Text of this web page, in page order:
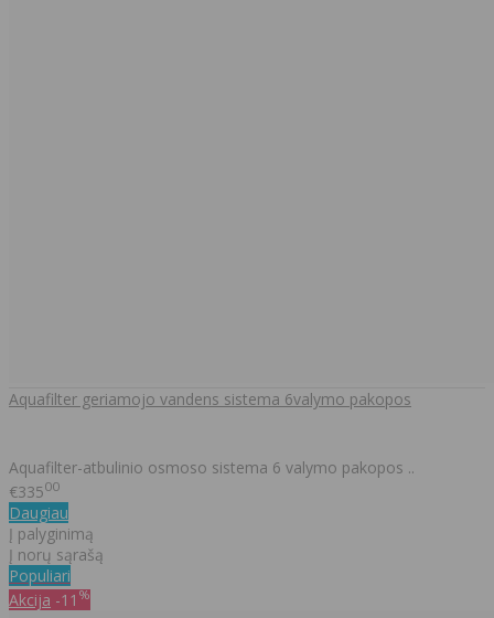
Aquafilter geriamojo vandens sistema 6valymo pakopos
Aquafilter-atbulinio osmoso sistema 6 valymo pakopos ..
€33500
Daugiau
Į palyginimą
Į norų sąrašą
Populiari
Akcija -11 %